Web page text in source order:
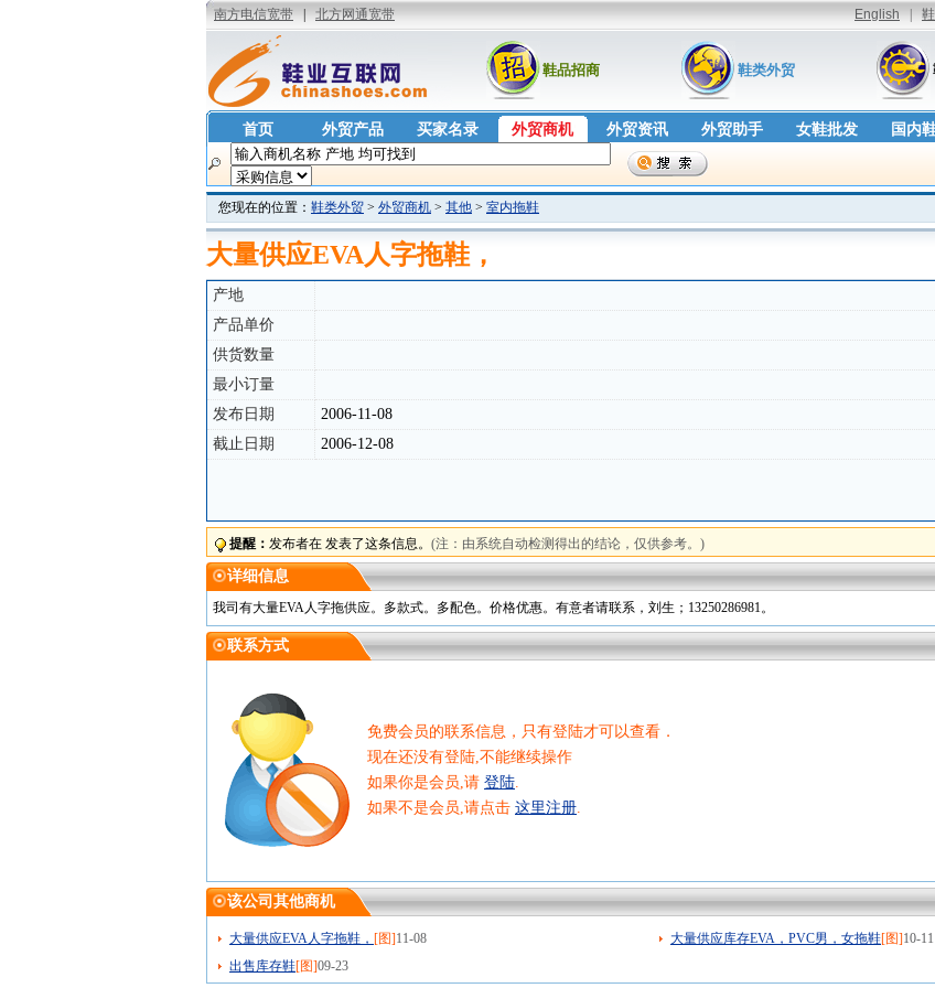
鞋品招商 鞋类外贸
首页 外贸产品 买家名录 外贸商机 外贸资讯 外贸助手 女鞋批发 国内
您现在的位置： 鞋类外贸 > 外贸商机 > 其他 > 室内拖鞋
大量供应EVA人字拖鞋，
产地
产品单价
供货数量
最小订量
发布日期
2006-11-08
截止日期
2006-12-08
提醒： 发布者在 发表了这条信息。 (注：由系统自动检测得出的结论，仅供参考。)
详细信息
我司有大量EVA人字拖供应。多款式。多配色。价格优惠。有意者请联系，刘生；13250286981。
联系方式
免费会员的联系信息，只有登陆才可以查看．
现在还没有登陆,不能继续操作
如果你是会员,请 登陆.
如果不是会员,请点击 这里注册.
该公司其他商机
大量供应EVA人字拖鞋， [图]11-08 大量供应库存EVA，PVC男，女拖鞋[图]10-11
出售库存鞋[图]09-23